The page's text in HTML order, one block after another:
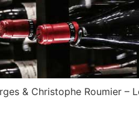
& Christophe Roumier –